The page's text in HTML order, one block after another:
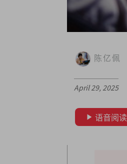
陈亿佩
April 29, 2025
语音阅读